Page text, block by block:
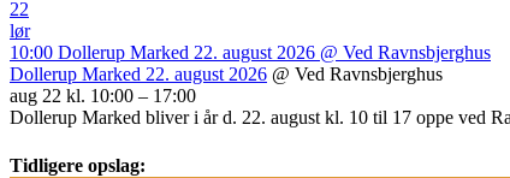
22
lør
10:00 Dollerup Marked 22. august 2026 @ Ved Ravnsbjerghus
Dollerup Marked 22. august 2026 @ Ved Ravnsbjerghus
aug 22 kl. 10:00 – 17:00
Dollerup Marked bliver i år d. 22. august kl. 10 til 17 oppe ved
Tidligere opslag: